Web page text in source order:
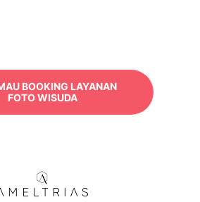
BOOKING LAYANAN
FOTO WISUDA